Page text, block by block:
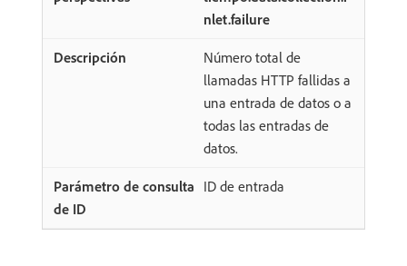
nlet.failure
Número total de
llamadas HTTP fallidas a
una entrada de datos o a
todas las entradas de
datos.
ID de entrada